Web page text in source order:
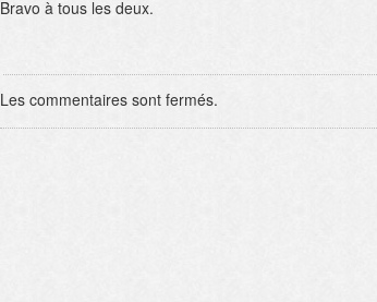
Bravo à tous les deux.
Les commentaires sont fermés.